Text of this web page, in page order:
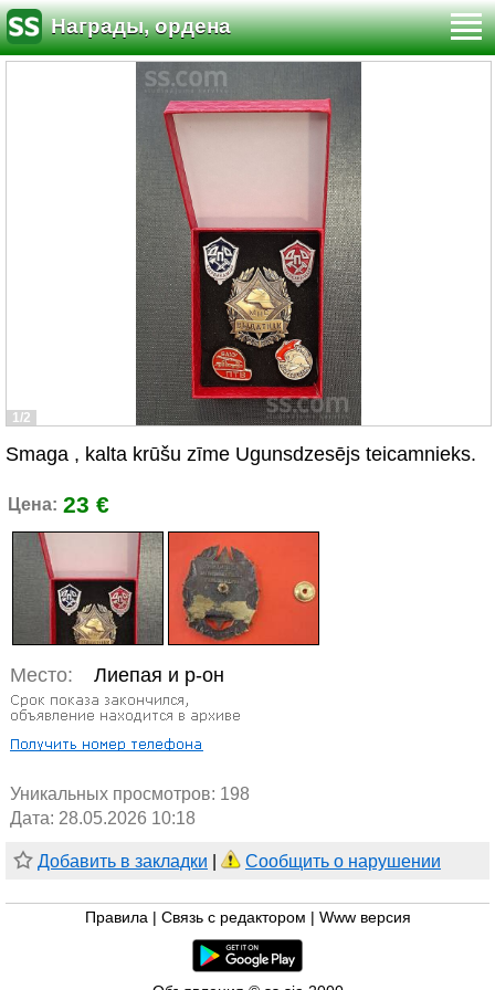
Награды, ордена
1/2
Smaga , kalta krūšu zīme Ugunsdzesējs teicamnieks.
Цена: 23 €
Место: Лиепая и р-он
Уникальных просмотров: 198
Дата: 28.05.2026 10:18
Добавить в закладки Сообщить о нарушении
Правила Связь с редактором Www версия